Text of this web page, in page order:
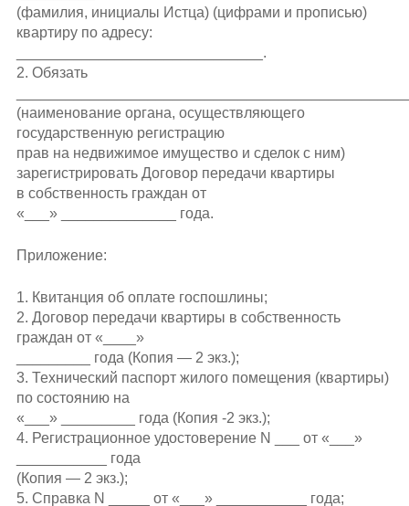
(фамилия, инициалы Истца) (цифрами и прописью)
квартиру по адресу:
______________________________.
2. Обязать
(наименование органа, осуществляющего
государственную регистрацию
прав на недвижимое имущество и сделок с ним)
зарегистрировать Договор передачи квартиры
в собственность граждан от
«___» ______________ года.
Приложение:
1. Квитанция об оплате госпошлины;
2. Договор передачи квартиры в собственность
граждан от «____»
_________ года (Копия — 2 экз.);
3. Технический паспорт жилого помещения (квартиры)
по состоянию на
«___» _________ года (Копия -2 экз.);
4. Регистрационное удостоверение N ___ от «___»
___________ года
(Копия — 2 экз.);
5. Справка N _____ от «___» ___________ года;